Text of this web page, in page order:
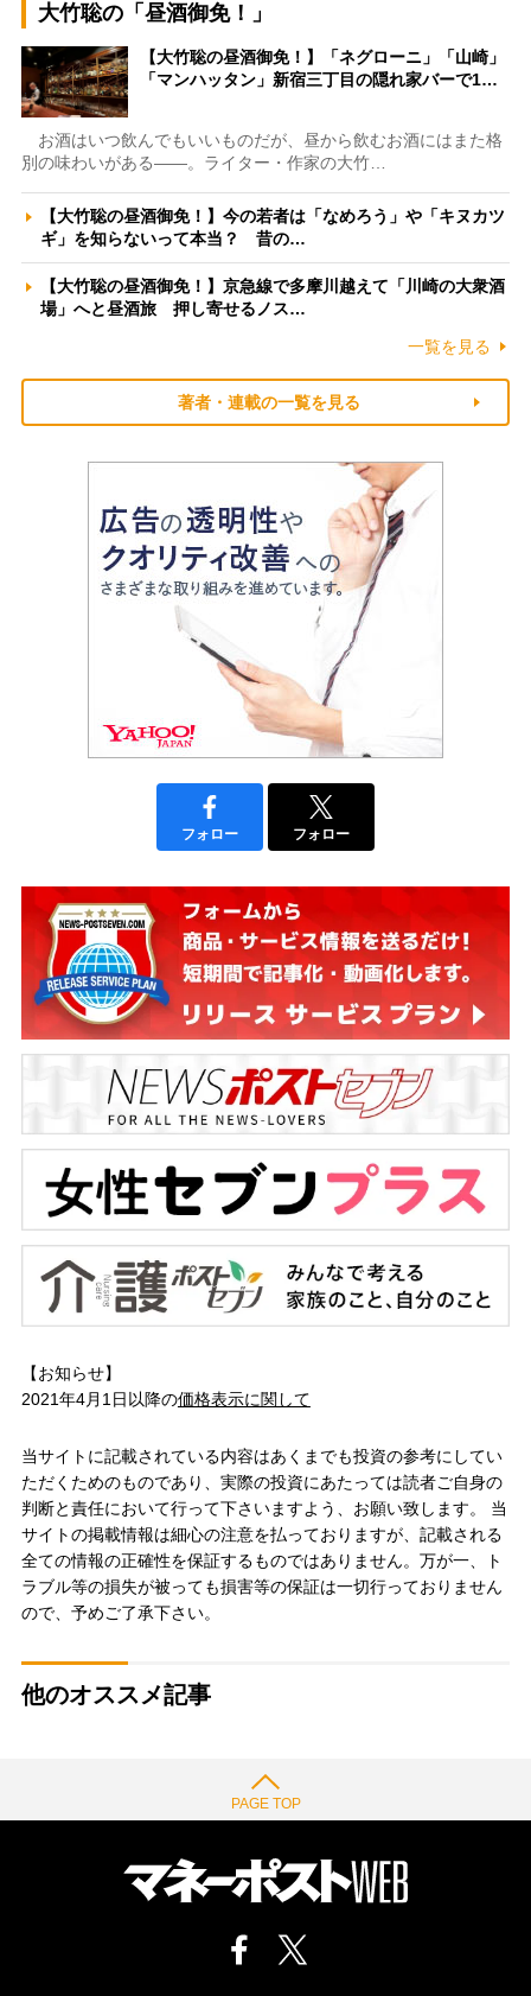
大竹聡の「昼酒御免！」
【大竹聡の昼酒御免！】「ネグローニ」「山崎」
「マンハッタン」新宿三丁目の隠れ家バーで1…
お酒はいつ飲んでもいいものだが、昼から飲むお酒にはまた格
別の味わいがある――。ライター・作家の大竹…
【大竹聡の昼酒御免！】今の若者は「なめろう」や「キヌカツ
ギ」を知らないって本当？ 昔の…
【大竹聡の昼酒御免！】京急線で多摩川越えて「川崎の大衆酒
場」へと昼酒旅 押し寄せるノス…
一覧を見る
著者・連載の一覧を見る
フォロー フォロー
【お知らせ】
2021年4月1日以降の価格表示に関して
当サイトに記載されている内容はあくまでも投資の参考にしてい
ただくためのものであり、実際の投資にあたっては読者ご自身の
判断と責任において行って下さいますよう、お願い致します。 当
サイトの掲載情報は細心の注意を払っておりますが、記載される
全ての情報の正確性を保証するものではありません。万が一、ト
ラブル等の損失が被っても損害等の保証は一切行っておりません
ので、予めご了承下さい。
他のオススメ記事
PAGE TOP